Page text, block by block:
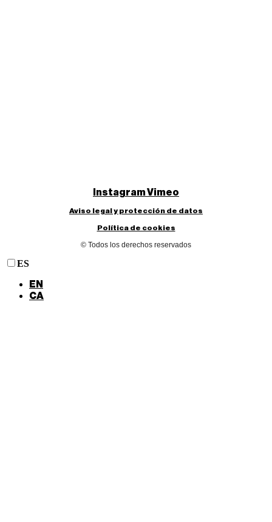
InstagramVimeo
Aviso legal y protección de datos
Política de cookies
© Todos los derechos reservados
ES
EN
CA